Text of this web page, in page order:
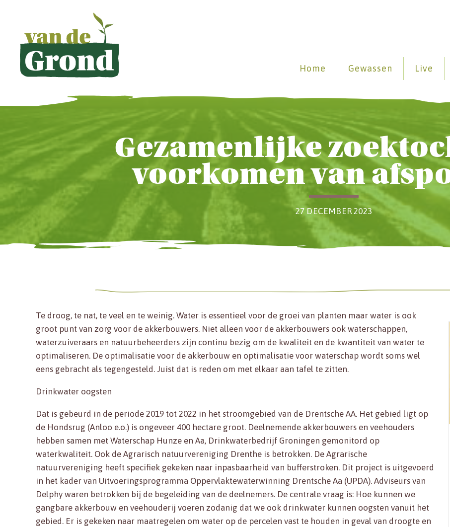
Home Gewassen Live
Gezamenlijke
voorkomen van
27 DECEMBER 2023
Te droog, te nat, te veel en te weinig. Water is essentieel voor de groei van planten maar water is ook
groot punt van zorg voor de akkerbouwers. Niet alleen voor de akkerbouwers ook waterschappen,
waterzuiveraars en natuurbeheerders zijn continu bezig om de kwaliteit en de kwantiteit van water te
optimaliseren. De optimalisatie voor de akkerbouw en optimalisatie voor waterschap wordt soms wel
eens gebracht als tegengesteld. Juist dat is reden om met elkaar aan tafel te zitten.
Drinkwater oogsten
Dat is gebeurd in de periode 2019 tot 2022 in het stroomgebied van de Drentsche AA. Het gebied ligt op
de Hondsrug (Anloo e.o.) is ongeveer 400 hectare groot. Deelnemende akkerbouwers en veehouders
hebben samen met Waterschap Hunze en Aa, Drinkwaterbedrijf Groningen gemonitord op
waterkwaliteit. Ook de Agrarisch natuurvereniging Drenthe is betrokken. De Agrarische
natuurvereniging heeft specifiek gekeken naar inpasbaarheid van bufferstroken. Dit project is uitgevoerd
in het kader van Uitvoeringsprogramma Oppervlaktewaterwinning Drentsche Aa (UPDA). Adviseurs van
Delphy waren betrokken bij de begeleiding van de deelnemers. De centrale vraag is: Hoe kunnen we
gangbare akkerbouw en veehouderij voeren zodanig dat we ook drinkwater kunnen oogsten vanuit het
gebied. Er is gekeken naar maatregelen om water op de percelen vast te houden in geval van droogte en